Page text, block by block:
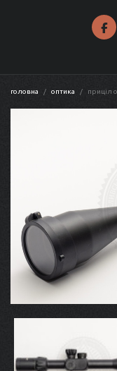
головна оптика приціл